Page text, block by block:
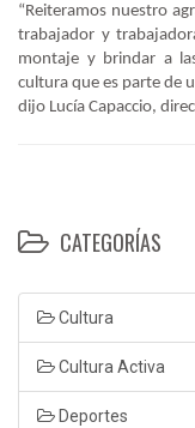
“Reiteramos nuestro
trabajador y
montaje y brindar a
cultura que es parte de
dijo Lucía Capaccio,
CATEGORÍAS
Cultura
Cultura Activa
Deportes